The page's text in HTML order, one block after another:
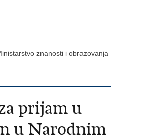
znanosti i obrazovanja
prijam u
u Narodnim